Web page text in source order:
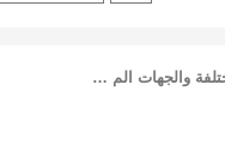
والجهات الم …